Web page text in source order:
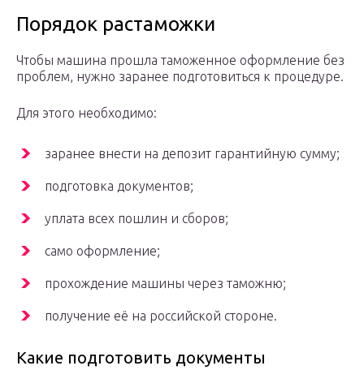
Порядок растаможки
Чтобы машина прошла таможенное оформление без
проблем, нужно заранее подготовиться к процедуре.
Для этого необходимо:
заранее внести на депозит гарантийную сумму;
подготовка документов;
уплата всех пошлин и сборов;
само оформление;
прохождение машины через таможню;
получение её на российской стороне.
Какие подготовить документы